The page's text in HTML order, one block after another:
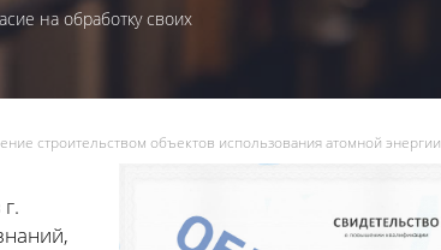
на обработку своих
строительством объектов использования атомной энергии